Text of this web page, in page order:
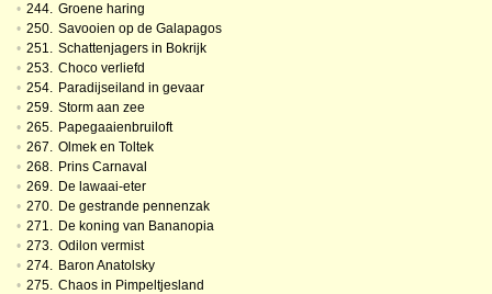
• 244. Groene haring
• 250. Savooien op de Galapagos
• 251. Schattenjagers in Bokrijk
• 253. Choco verliefd
• 254. Paradijseiland in gevaar
• 259. Storm aan zee
• 265. Papegaaienbruiloft
• 267. Olmek en Toltek
• 268. Prins Carnaval
• 269. De lawaai-eter
• 270. De gestrande pennenzak
• 271. De koning van Bananopia
• 273. Odilon vermist
• 274. Baron Anatolsky
• 275. Chaos in Pimpeltjesland